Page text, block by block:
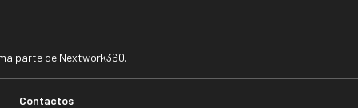
parte de Nextwork360.
Contactos